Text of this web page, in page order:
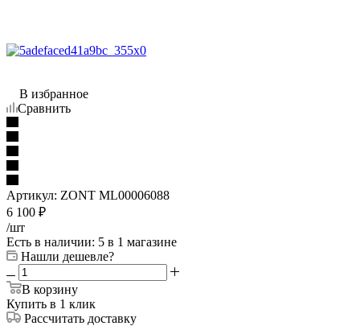
В избранное
Сравнить
Артикул: ZONT ML00006088
6 100 ₽
/шт
Есть в наличии: 5 в 1 магазине
Нашли дешевле?
В корзину
Купить в 1 клик
Рассчитать доставку